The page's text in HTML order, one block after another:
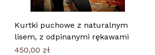
Kurtki puchowe z naturalnym
lisem, z odpinanymi rękawami
Cena
450,00 zł